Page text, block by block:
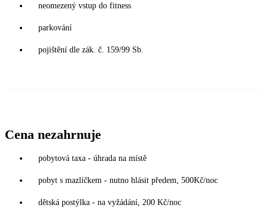
neomezený vstup do fitness
parkování
pojištění dle zák. č. 159/99 Sb.
Cena nezahrnuje
pobytová taxa - úhrada na místě
pobyt s mazlíčkem - nutno hlásit předem, 500Kč/noc
dětská postýlka - na vyžádání, 200 Kč/noc